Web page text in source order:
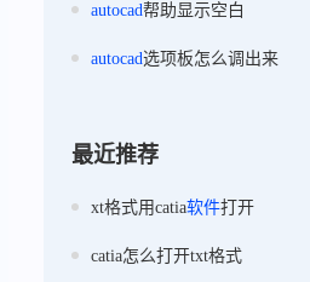
autocad帮助显示空白
autocad选项板怎么调出来
最近推荐
xt格式用catia软件打开
catia怎么打开txt格式